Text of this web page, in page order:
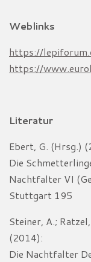
Weblinks
https://
https://
Literatur
Ebert, G. (Hrsg.)
Die
Nachtfalter VI
Stuttgart 195
Steiner, A.;
(2014):
Die Nachtfalter